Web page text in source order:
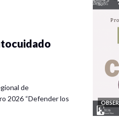
de
2026 “Defender los